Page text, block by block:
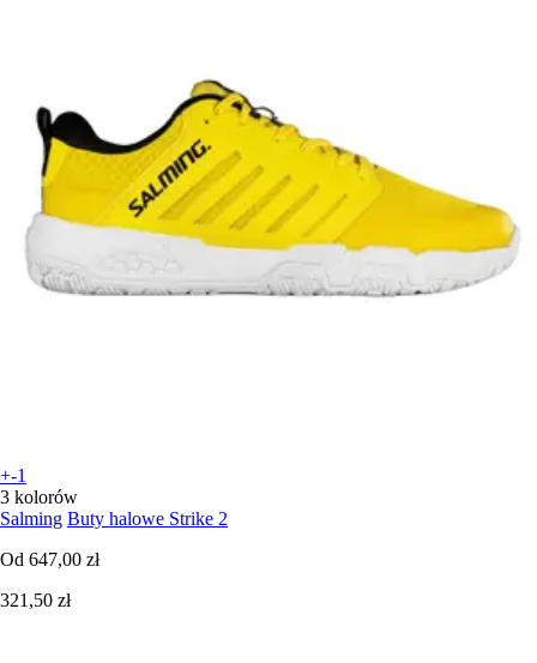
+-1
3 kolorów
Salming Buty halowe Strike 2
Od 647,00 zł
321,50 zł